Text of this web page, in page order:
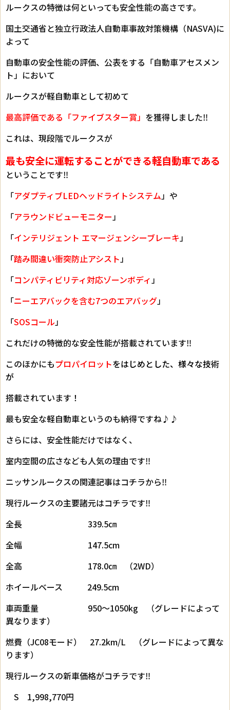
ルークスの特徴は何といっても安全性能の高さです。
国土交通省と独立行政法人自動車事故対策機構（NASVA)に
よって
自動車の安全性能の評価、公表をする「自動車アセスメン
ト」において
ルークスが軽自動車として初めて
最高評価である「ファイブスター賞」 を獲得しました‼
これは、現段階でルークスが
最も安全に運転することができる軽自動車である
ということです‼
「アダプティブLEDヘッドライトシステム 」や
「アラウンドビューモニター 」
「インテリジェント エマージェンシーブレーキ 」
「踏み間違い衝突防止アシスト 」
「コンパティビリティ対応ゾーンボディ 」
「ニーエアバックを含む7つのエアバッグ」
「SOSコール」
これだけの特徴的な安全性能が搭載されています‼
このほかにもプロパイロットをはじめとした、様々な技術
が
搭載されています！
最も安全な軽自動車というのも納得ですね♪♪
さらには、安全性能だけではなく、
室内空間の広さなども人気の理由です‼
ニッサンルークスの関連記事はコチラから‼
現行ルークスの主要諸元はコチラです‼
全長 339.5㎝
全幅 147.5cm
全高 178.0㎝ （2WD）
ホイールベース 249.5cm
車両重量 950～1050kg （グレードによって
異なります）
燃費（JC08モード） 27.2km/L （グレードによって異な
ります）
現行ルークスの新車価格がコチラです‼
S 1,998,770円